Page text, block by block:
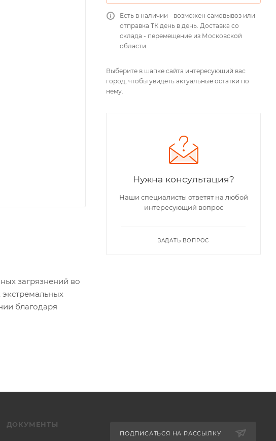
загрязнений во
экстремальных
благодаря
Есть в наличии - возможен самовывоз или
отправка ТК день в день. Доставка со
склада - перемещение из Московской
области.
Выберите в шапке сайта интересующий вас
город, чтобы увидеть актуальные остатки по
нему.
Нужна консультация?
Наши специалисты ответят на любой
интересующий вопрос
ЗАДАТЬ ВОПРОС
ДОКУМЕНТЫ
ПОДПИСАТЬСЯ НА РАССЫЛКУ